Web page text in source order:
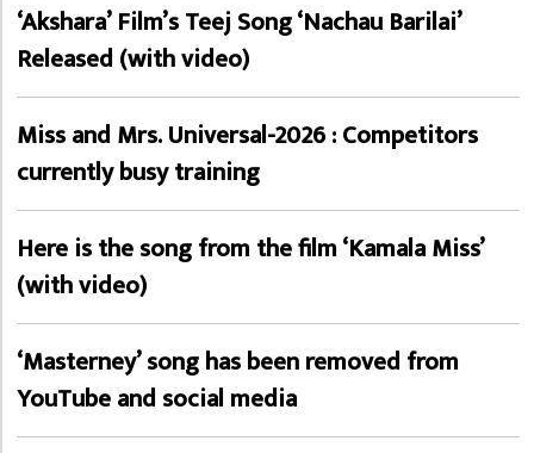
‘Akshara’ Film’s Teej Song ‘Nachau Barilai’
Released (with video)
Miss and Mrs. Universal-2026 : Competitors
currently busy training
Here is the song from the film ‘Kamala Miss’
(with video)
‘Masterney’ song has been removed from
YouTube and social media